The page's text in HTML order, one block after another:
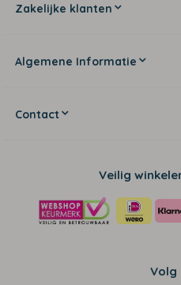
Zakelijke klanten
Algemene Informatie
Contact
Veilig
Volg